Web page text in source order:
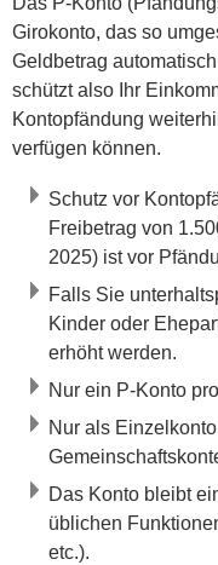
Girokonto, das so
Geldbetrag
schützt also Ihr
Kontopfändung
verfügen können.
Schutz vor
Freibetrag von
2025) ist vor
Falls Sie
Kinder oder
erhöht werden.
Nur ein P-Konto
Nur als
Das Konto bleibt
üblichen
etc.).